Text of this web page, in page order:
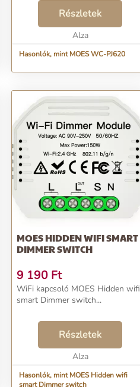
Részletek
Alza
Hasonlók, mint MOES WC-PJ620
MOES HIDDEN WIFI SMART
DIMMER SWITCH
9 190 Ft
WiFi kapcsoló MOES Hidden wifi
smart Dimmer switch...
Részletek
Alza
Hasonlók, mint MOES Hidden wifi
smart Dimmer switch